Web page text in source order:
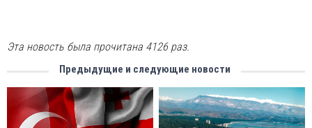
Эта новость была прочитана 4126 раз.
Предыдущие и следующие новости